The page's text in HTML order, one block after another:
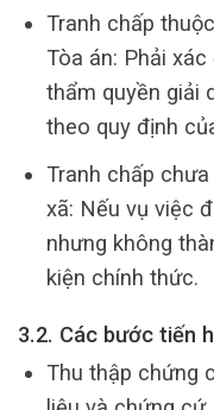
Tranh chấp
Tòa án: Phải
thẩm quyền giải
theo quy định
Tranh chấp
xã: Nếu vụ việc
nhưng không
kiện chính thức.
3.2. Các bước tiến
Thu thập chứng